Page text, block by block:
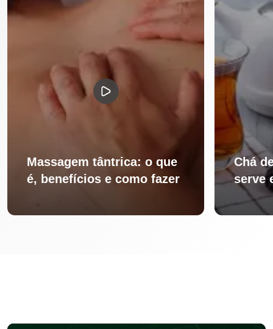
Massagem tântrica: o que
é, benefícios e como fazer
Chá
serve